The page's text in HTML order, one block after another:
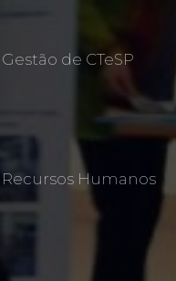
de CTeSP
Humanos